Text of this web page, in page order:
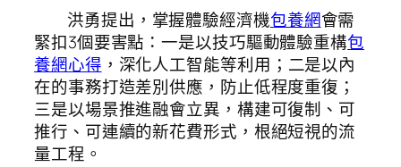
洪勇提出，掌握體驗經濟機包養網會需
緊扣3個要害點：一是以技巧驅動體驗重構包
養網心得 ，深化人工智能等利用；二是以內
在的事務打造差別供應，防止低程度重復；
三是以場景推進融會立異，構建可復制、可
推行、可連續的新花費形式，根絕短視的流
量工程。